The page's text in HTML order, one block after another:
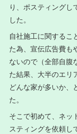
り、ポスティング
した。
自社施工に関するこ
た為、宣伝広告費も
ないので（全部自腹
た結果、大半のエリ
どんな家が多いか、
た。
そこで初めて、ネッ
スティングを依頼し